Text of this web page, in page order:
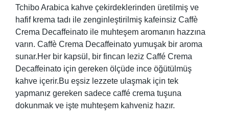
Tchibo Arabica kahve çekirdeklerinden üretilmiş ve
hafif krema tadı ile zenginleştirilmiş kafeinsiz Caffè
Crema Decaffeinato ile muhteşem aromanın hazzına
varın. Caffè Crema Decaffeinato yumuşak bir aroma
sunar.Her bir kapsül, bir fincan leziz Caffé Crema
Decaffeinato için gereken ölçüde ince öğütülmüş
kahve içerir.Bu eşsiz lezzete ulaşmak için tek
yapmanız gereken sadece caffé crema tuşuna
dokunmak ve işte muhteşem kahveniz hazır.